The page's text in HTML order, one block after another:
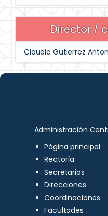
Director /
Claudia Gutierrez
Administración
Página principal
Rectoría
Secretarios
Direcciones
Coordinaciones
Facultades